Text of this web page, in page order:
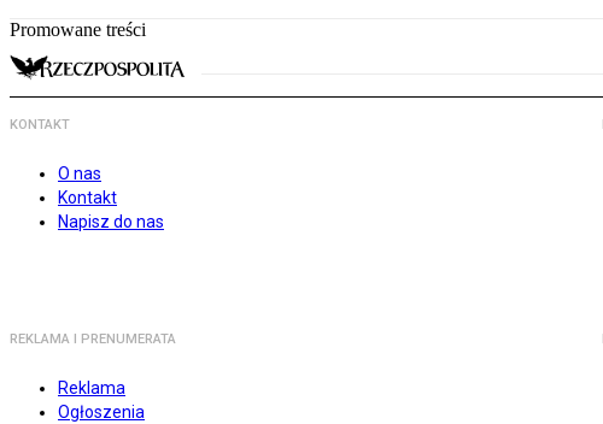
Promowane treści
KONTAKT
O nas
Kontakt
Napisz do nas
REKLAMA I PRENUMERATA
Reklama
Ogłoszenia